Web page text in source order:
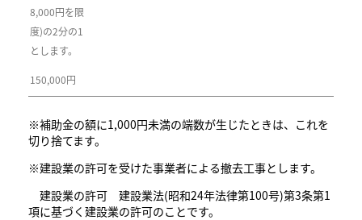
8,000円を限
度)の2分の1
とします。
150,000円
※補助金の額に1,000円未満の端数が生じたときは、これを
切り捨てます。
※建設業の許可を受けた事業者による撤去工事とします。
建設業の許可 建設業法(昭和24年法律第100号)第3条第1
項に基づく建設業の許可のことです。